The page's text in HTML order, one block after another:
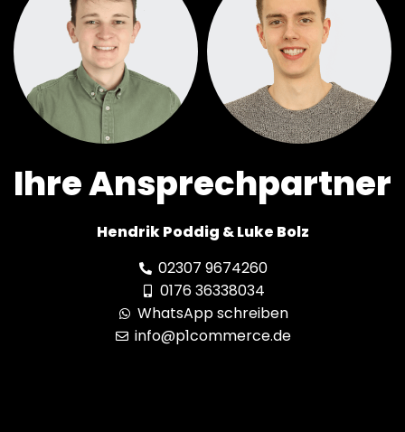
Ihre Ansprechpartner
Hendrik Poddig & Luke Bolz
02307 9674260
0176 36338034
WhatsApp schreiben
info@p1commerce.de